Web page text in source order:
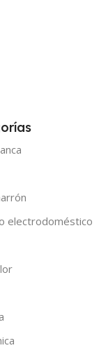
electrodoméstico